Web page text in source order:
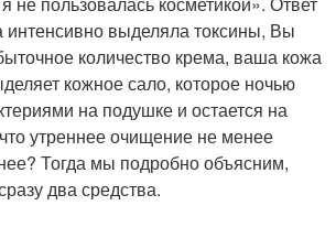
интенсивно выделяла токсины, Вы
количество крема, ваша кожа
кожное сало, которое ночью
на подушке и остается на
утреннее очищение не менее
Тогда мы подробно объясним,
два средства.